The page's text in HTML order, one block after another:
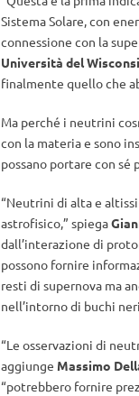
Sistema Solare, con
connessione con la
Università del
finalmente quello che
Ma perché i neutrini
con la materia e sono
possano portare con
“Neutrini di alta e
astrofisico,” spiega
dall’interazione di
possono fornire
resti di supernova ma
nell’intorno di buchi
“Le osservazioni di
aggiunge Massimo
“potrebbero fornire